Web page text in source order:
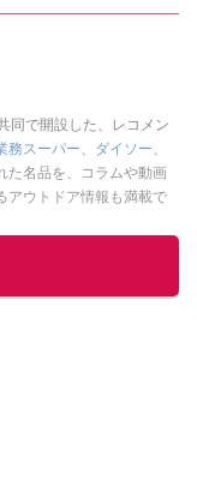
同で開設した、レコメン
務スーパー、 ダイソー、
た名品を、コラムや動画
アウトドア情報も満載で
いるので、ぜひ